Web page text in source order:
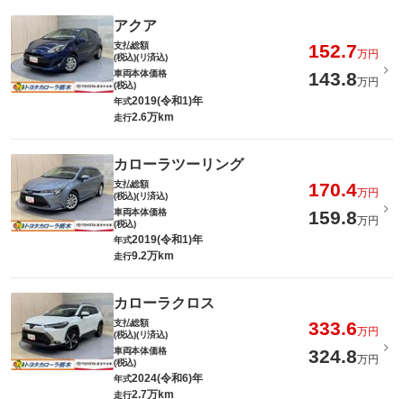
アクア
支払総額
(税込)(リ済込)
152.7万円
車両本体価格
(税込)
143.8万円
年式2019(令和1)年
走行2.6万km
カローラツーリング
支払総額
(税込)(リ済込)
170.4万円
車両本体価格
(税込)
159.8万円
年式2019(令和1)年
走行9.2万km
カローラクロス
支払総額
(税込)(リ済込)
333.6万円
車両本体価格
(税込)
324.8万円
年式2024(令和6)年
走行2.7万km